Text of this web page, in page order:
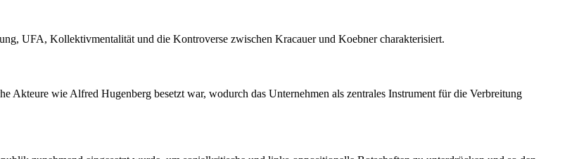
UFA, Kollektivmentalität und die Kontroverse zwischen Kracauer und Koebner charakterisiert.
Akteure wie Alfred Hugenberg besetzt war, wodurch das Unternehmen als zentrales Instrument für die Verbreitung